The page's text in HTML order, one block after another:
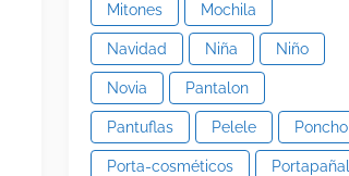
Mitones Mochila
Navidad Niña Niño
Novia Pantalon
Pantuflas Pelele Poncho
Porta-cosméticos Portapañal